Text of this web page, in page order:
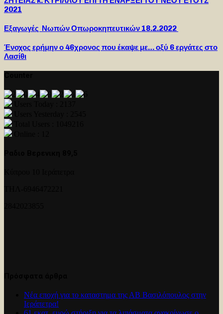
2021
Εξαγωγές Νωπών Οπωροκηπευτικών 18.2.2022
Ένοχος ερήμην ο 46χρονος που έκαψε με… οξύ 6 εργάτες στο
Λασίθι
Νέα εποχή για το καταστημα της ΑΒ Βασιλόπουλος στην
Ιεράπετρα!